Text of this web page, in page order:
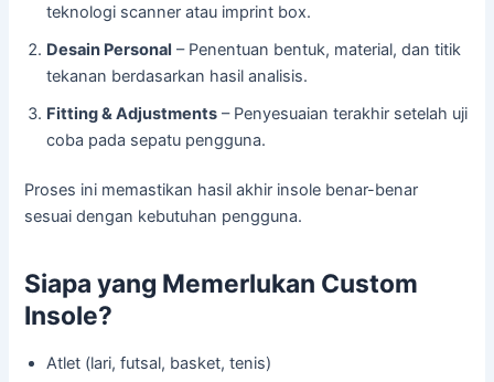
teknologi scanner atau imprint box.
Desain Personal – Penentuan bentuk, material, dan titik
tekanan berdasarkan hasil analisis.
Fitting & Adjustments – Penyesuaian terakhir setelah uji
coba pada sepatu pengguna.
Proses ini memastikan hasil akhir insole benar-benar
sesuai dengan kebutuhan pengguna.
Siapa yang Memerlukan Custom
Insole?
Atlet (lari, futsal, basket, tenis)